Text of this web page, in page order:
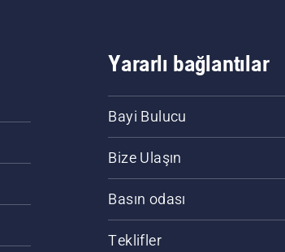
Yararlı bağlantılar
Bayi Bulucu
Bize Ulaşın
Basın odası
Teklifler